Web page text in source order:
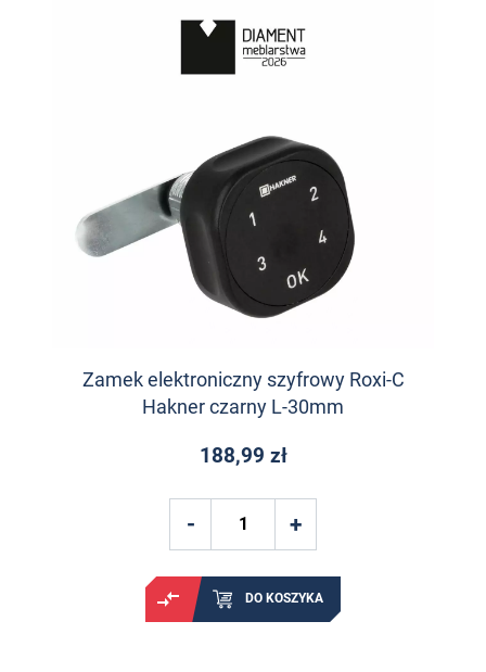
Zamek elektroniczny szyfrowy Roxi-C
Hakner czarny L-30mm
188,99 zł
DO KOSZYKA